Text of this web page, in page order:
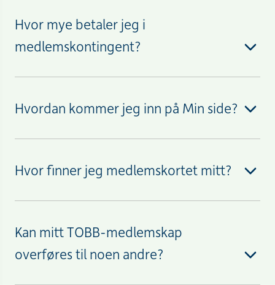
Hvor mye betaler jeg i
medlemskontingent?
Hvordan kommer jeg inn på Min side?
Hvor finner jeg medlemskortet mitt?
Kan mitt TOBB-medlemskap
overføres til noen andre?